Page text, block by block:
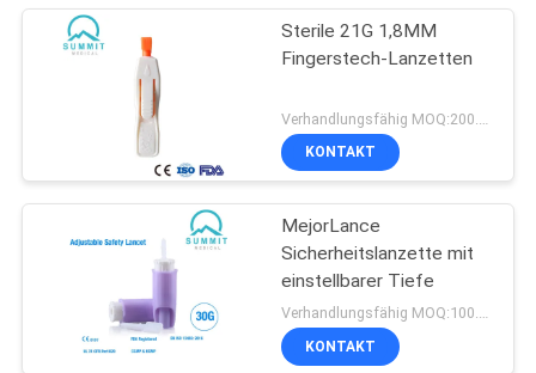
Sterile 21G 1,8MM
Fingerstech-Lanzetten
KONTAKT
MejorLance
Sicherheitslanzette mit
einstellbarer Tiefe
Verhandlungsfähig MOQ:100.000 PC
KONTAKT